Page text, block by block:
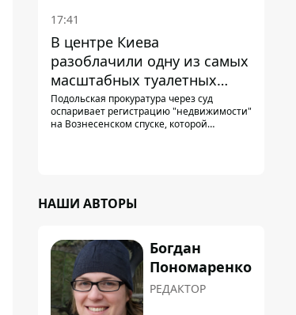
17:41
В центре Киева
разоблачили одну из самых
масштабных туалетных
схем с фиктивным домом
Подольская прокуратура через суд
оспаривает регистрацию "недвижимости"
на Вознесенском спуске, которой
НАШИ АВТОРЫ
Богдан
Пономаренко
РЕДАКТОР